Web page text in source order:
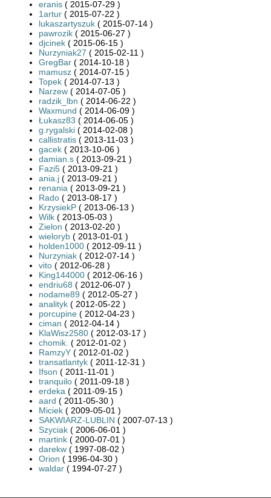
eranis ( 2015-07-29 )
1artur ( 2015-07-22 )
lukaszartyszuk ( 2015-07-14 )
pawrozik ( 2015-06-27 )
djcinek ( 2015-06-15 )
Nurzyniak27 ( 2015-02-11 )
GregBar ( 2014-10-18 )
mamusz ( 2014-07-15 )
Topek ( 2014-07-13 )
Narzew ( 2014-07-05 )
radzik_lbn ( 2014-06-22 )
Waxmund ( 2014-06-09 )
Łukasz83 ( 2014-06-05 )
g.rygalski ( 2014-02-08 )
callistratis ( 2013-11-03 )
gacek ( 2013-10-06 )
damian.s ( 2013-09-21 )
Fazi5 ( 2013-09-21 )
ania.j ( 2013-09-21 )
renania ( 2013-09-21 )
Rado ( 2013-08-17 )
KrzysiekP ( 2013-06-13 )
Wilk ( 2013-05-03 )
Zielon ( 2013-02-20 )
wieloryb ( 2013-01-01 )
holden1000 ( 2012-09-11 )
Nurzyniak ( 2012-07-14 )
vito ( 2012-06-28 )
King144000 ( 2012-06-16 )
endriu68 ( 2012-06-07 )
nodame89 ( 2012-05-27 )
analityk ( 2012-05-22 )
porcupine ( 2012-04-23 )
ciman ( 2012-04-14 )
KlaWisz2580 ( 2012-03-17 )
chomik. ( 2012-01-02 )
RamzyY ( 2012-01-02 )
transatlantyk ( 2011-12-31 )
Ifson ( 2011-11-01 )
tranquilo ( 2011-09-18 )
erdeka ( 2011-09-15 )
aard ( 2011-05-30 )
Miciek ( 2009-05-01 )
SAKWIARZ-LUBLIN ( 2007-07-13 )
Szyciak ( 2006-06-01 )
martink ( 2000-07-01 )
darekw ( 1997-08-02 )
Orion ( 1996-04-30 )
waldar ( 1994-07-27 )